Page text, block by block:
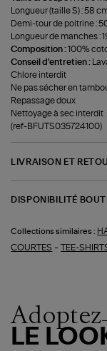
Longueur (taille S) : 58
Demi-tour de poitrine :
Longueur de manches :
Composition :100%
Conseil d'entretien :
Chlore interdit
Ne pas sécher en
Repassage doux
Nettoyage à sec interdit
(ref-BFUTS035724100)
LIVRAISON ET
DISPONIBILITÉ
Collections similaires :
COURTES -TEE-
Adoptez
LE